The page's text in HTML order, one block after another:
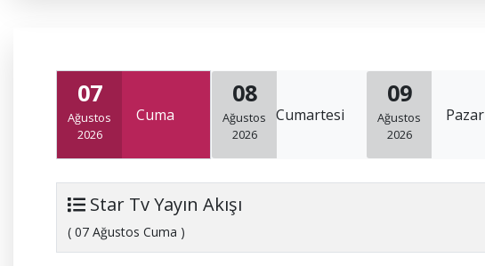
07
Ağustos
2026
Cuma
08
Ağustos
2026
Cumartesi
09
Ağustos
2026
Pazar
Star Tv Yayın Akışı
( 07 Ağustos Cuma )